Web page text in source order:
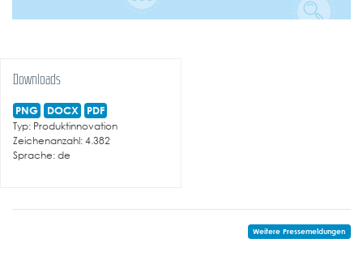
Downloads
PNG DOCX PDF
Typ: Produktinnovation
Zeichenanzahl: 4.382
Sprache: de
Weitere Pressemeldungen